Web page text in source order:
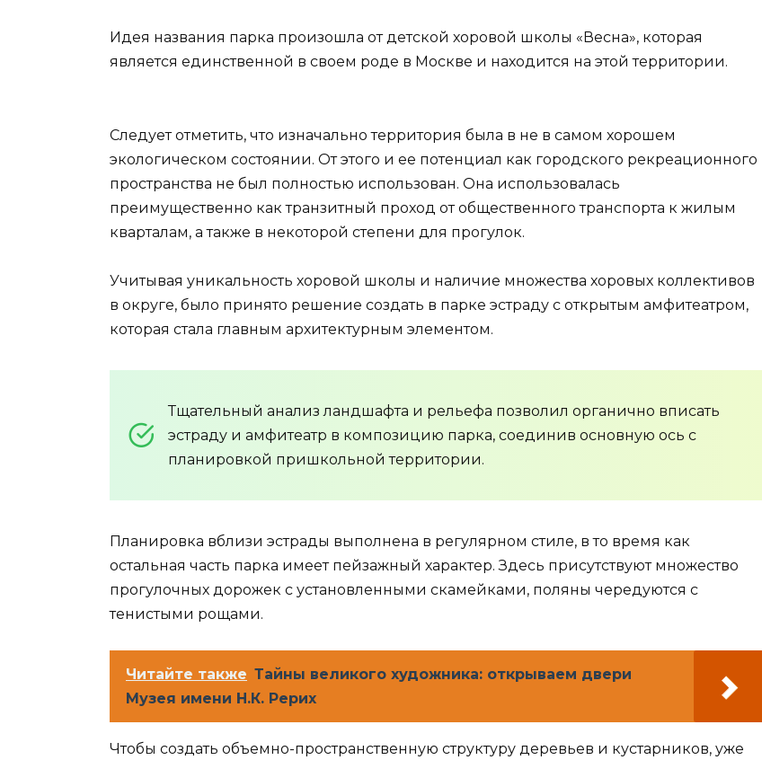
Идея названия парка произошла от детской хоровой школы «Весна», которая
является единственной в своем роде в Москве и находится на этой территории.
Следует отметить, что изначально территория была в не в самом хорошем
экологическом состоянии. От этого и ее потенциал как городского рекреационного
пространства не был полностью использован. Она использовалась
преимущественно как транзитный проход от общественного транспорта к жилым
кварталам, а также в некоторой степени для прогулок.
Учитывая уникальность хоровой школы и наличие множества хоровых коллективов
в округе, было принято решение создать в парке эстраду с открытым амфитеатром,
которая стала главным архитектурным элементом.
Тщательный анализ ландшафта и рельефа позволил органично вписать
эстраду и амфитеатр в композицию парка, соединив основную ось с
планировкой пришкольной территории.
Планировка вблизи эстрады выполнена в регулярном стиле, в то время как
остальная часть парка имеет пейзажный характер. Здесь присутствуют множество
прогулочных дорожек с установленными скамейками, поляны чередуются с
тенистыми рощами.
Читайте также Тайны великого художника: открываем двери
Музея имени Н.К. Рерих
Чтобы создать объемно-пространственную структуру деревьев и кустарников, уже